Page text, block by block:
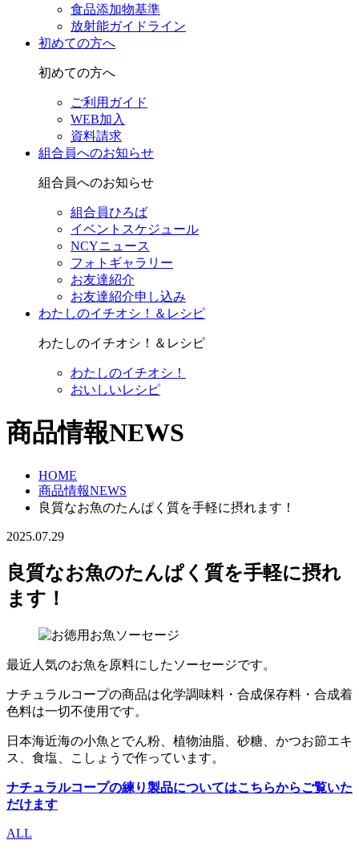
食品添加物基準
放射能ガイドライン
初めての方へ
初めての方へ
ご利用ガイド
WEB加入
資料請求
組合員へのお知らせ
組合員へのお知らせ
組合員ひろば
イベントスケジュール
NCYニュース
フォトギャラリー
お友達紹介
お友達紹介申し込み
わたしのイチオシ！＆レシピ
わたしのイチオシ！＆レシピ
わたしのイチオシ！
おいしいレシピ
商品情報NEWS
HOME
商品情報NEWS
良質なお魚のたんぱく質を手軽に摂れます！
2025.07.29
良質なお魚のたんぱく質を手軽に摂れ
ます！
最近人気のお魚を原料にしたソーセージです。
ナチュラルコープの商品は化学調味料・合成保存料・合成着
色料は一切不使用です。
日本海近海の小魚とでん粉、植物油脂、砂糖、かつお節エキ
ス、食塩、こしょうで作っています。
ナチュラルコープの練り製品についてはこちらからご覧いた
だけます
ALL